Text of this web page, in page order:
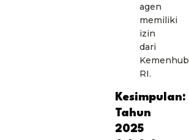
agen
memiliki
izin
dari
Kemenhub
RI.
Kesimpulan:
Tahun
2025